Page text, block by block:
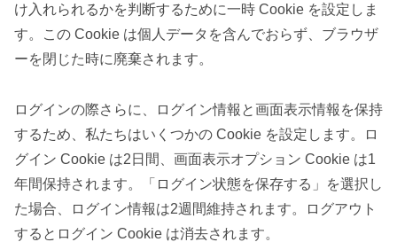
け入れられるかを判断するために一時 Cookie を設定しま
す。この Cookie は個人データを含んでおらず、ブラウザ
ーを閉じた時に廃棄されます。
ログインの際さらに、ログイン情報と画面表示情報を保持
するため、私たちはいくつかの Cookie を設定します。ロ
グイン Cookie は2日間、画面表示オプション Cookie は1
年間保持されます。「ログイン状態を保存する」を選択し
た場合、ログイン情報は2週間維持されます。ログアウト
するとログイン Cookie は消去されます。